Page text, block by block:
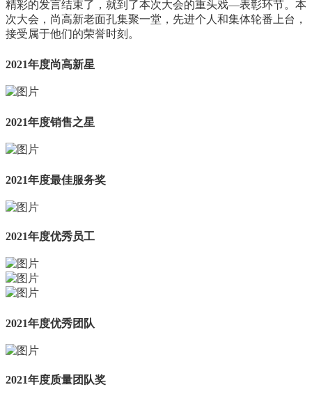
精彩的发言结束了，就到了本次大会的重头戏—表彰环节。本
次大会，尚高新老面孔集聚一堂，先进个人和集体轮番上台，
接受属于他们的荣誉时刻。
2021年度尚高新星
2021年度销售之星
2021年度最佳服务奖
2021年度优秀员工
2021年度优秀团队
2021年度质量团队奖